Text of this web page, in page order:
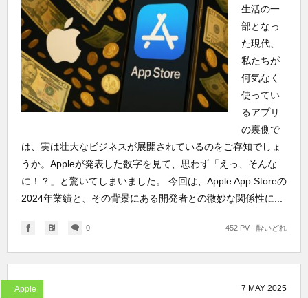
生活の一
部となっ
た現代、
私たちが
何気なく
使ってい
るアプリ
の裏側で
は、実は壮大なビジネスが展開されているのをご存知でしょ
うか。Appleが発表した数字を見て、思わず「えっ、そんな
に！？」と驚いてしまいました。 今回は、Apple App Storeの
2024年業績と、その背景にある開発者との微妙な関係性に...
0 酔いどれ
452 PV
Apple 7 MAY 2025